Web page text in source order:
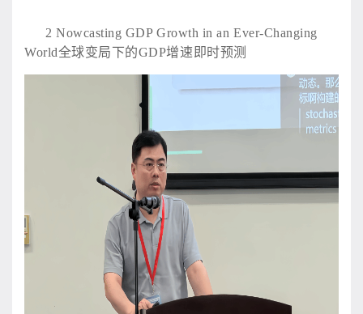
2 Nowcasting GDP Growth in an Ever-Changing
World全球变局下的GDP增速即时预测